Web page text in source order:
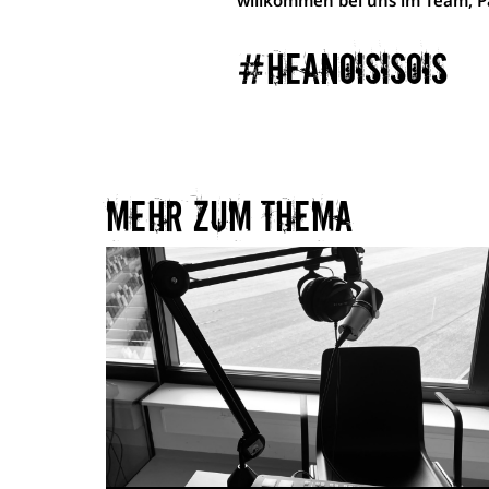
#heanoisisois
Mehr zum Thema​